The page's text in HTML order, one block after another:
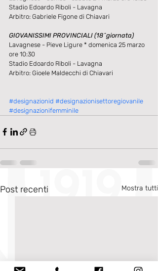
Stadio Edoardo Riboli - Lavagna
Arbitro: Gabriele Figone di Chiavari
GIOVANISSIMI PROVINCIALI (18^giornata)
Lavagnese - Pieve Ligure * domenica 25 marzo
ore 10:30
Stadio Edoardo Riboli - Lavagna
Arbitro: Gioele Maldecchi di Chiavari
#designazionid #designazionisettoregiovanile
#designazionifemminile
Post recenti Mostra tutti